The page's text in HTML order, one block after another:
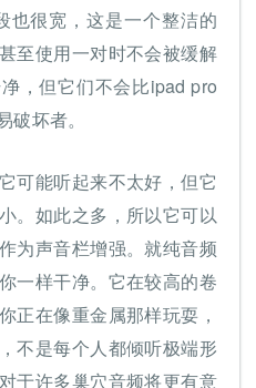
也很宽，这是一个整洁的
至使用一对时不会被缓解
，但它们不会比ipad pro
坏者。
可能听起来不太好，但它
。如此之多，所以它可以
为声音栏增强。就纯音频
一样干净。它在较高的卷
正在像重金属那样玩耍，
不是每个人都倾听极端形
于许多巢穴音频将更有意